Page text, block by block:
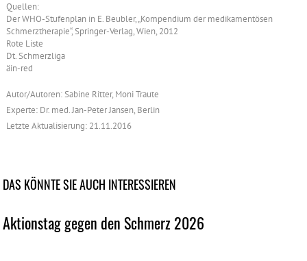
Quellen:
Der WHO-Stufenplan in E. Beubler, „Kompendium der medikamentösen
Schmerztherapie“, Springer-Verlag, Wien, 2012
Rote Liste
Dt. Schmerzliga
äin-red
Autor/Autoren: Sabine Ritter, Moni Traute
Experte: Dr. med. Jan-Peter Jansen, Berlin
Letzte Aktualisierung: 21.11.2016
DAS KÖNNTE SIE AUCH INTERESSIEREN
Aktionstag gegen den Schmerz 2026